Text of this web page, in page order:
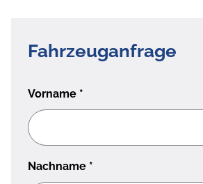
Fahrzeuganfrage
Vorname *
Nachname *